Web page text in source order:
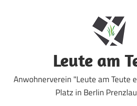
Leute am
Anwohnerverein "Leute am Teute
Platz in Berlin